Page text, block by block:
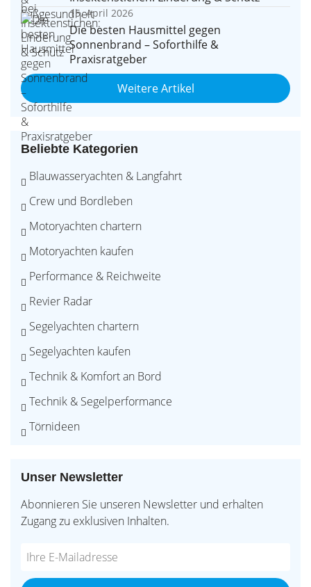
15. April 2026
Die besten Hausmittel gegen
Sonnenbrand – Soforthilfe &
Praxisratgeber
Weitere Artikel
Beliebte Kategorien
Blauwasseryachten & Langfahrt
Crew und Bordleben
Motoryachten chartern
Motoryachten kaufen
Performance & Reichweite
Revier Radar
Segelyachten chartern
Segelyachten kaufen
Technik & Komfort an Bord
Technik & Segelperformance
Törnideen
Unser Newsletter
Abonnieren Sie unseren Newsletter und erhalten
Zugang zu exklusiven Inhalten.
Do
*Ihre